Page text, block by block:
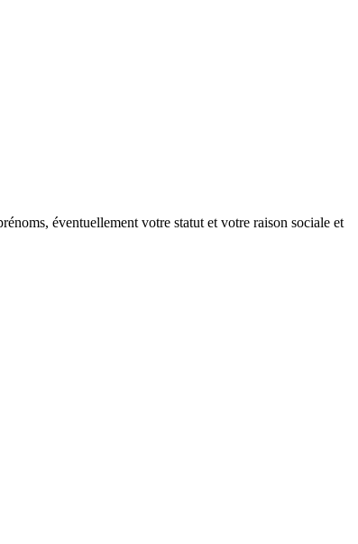
éventuellement votre statut et votre raison sociale et